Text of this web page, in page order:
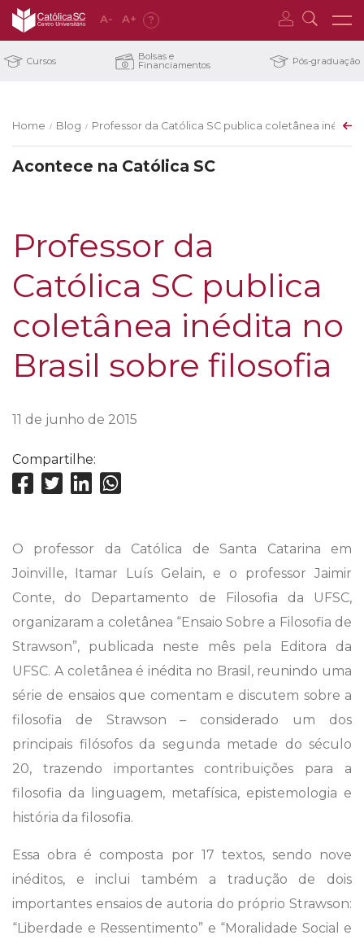
A- A+ ?
Cursos Bolsas e
Financiamentos Pós-graduação
Home / Blog / Professor da Católica SC publica coletânea inédita
Acontece na Católica SC
Professor da
Católica SC publica
coletânea inédita no
Brasil sobre filosofia
11 de junho de 2015
Compartilhe:
O professor da Católica de Santa Catarina em
Joinville, Itamar Luís Gelain, e o professor Jaimir
Conte, do Departamento de Filosofia da UFSC,
organizaram a coletânea “Ensaio Sobre a Filosofia de
Strawson”, publicada neste mês pela Editora da
UFSC. A coletânea é inédita no Brasil, reunindo uma
série de ensaios que comentam e discutem sobre a
filosofia de Strawson – considerado um dos
principais filósofos da segunda metade do século
20, trazendo importantes contribuições para a
filosofia da linguagem, metafísica, epistemologia e
história da filosofia.
Essa obra é composta por 17 textos, sendo nove
inéditos, e inclui também a tradução de dois
importantes ensaios de autoria do próprio Strawson:
“Liberdade e Ressentimento” e “Moralidade Social e